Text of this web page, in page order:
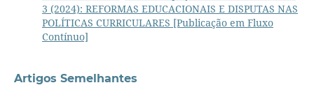
3 (2024): REFORMAS EDUCACIONAIS E DISPUTAS NAS
POLÍTICAS CURRICULARES [Publicação em Fluxo
Contínuo]
Artigos Semelhantes